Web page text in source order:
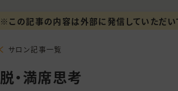
※この記事の内容は外部に発信していただい
サロン記事一覧
脱・満席思考